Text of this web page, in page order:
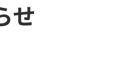
せ